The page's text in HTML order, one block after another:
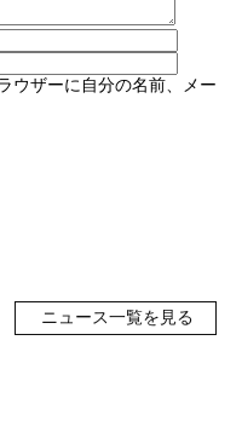
ウザーに自分の名前、メー
ニュース一覧を見る